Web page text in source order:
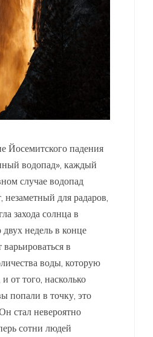
Йосемитского падения
водопад», каждый
случае водопад
для радаров,
захода солнца в
недель в конце
в
воды, которую
от того, насколько
попали в точку, это
стал невероятно
сотни людей